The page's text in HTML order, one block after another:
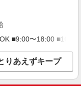
＊日払いOK！即
日払い有/週払い有/交
＞
■9:00〜18:00
りあえずキープ